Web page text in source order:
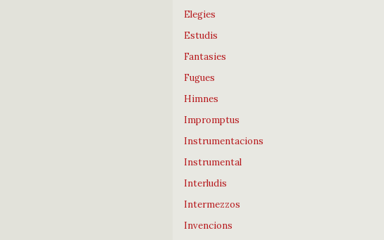
Elegies
Estudis
Fantasies
Fugues
Himnes
Impromptus
Instrumentacions
Instrumental
Interludis
Intermezzos
Invencions